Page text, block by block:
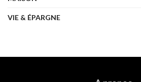
VIE & ÉPARGNE